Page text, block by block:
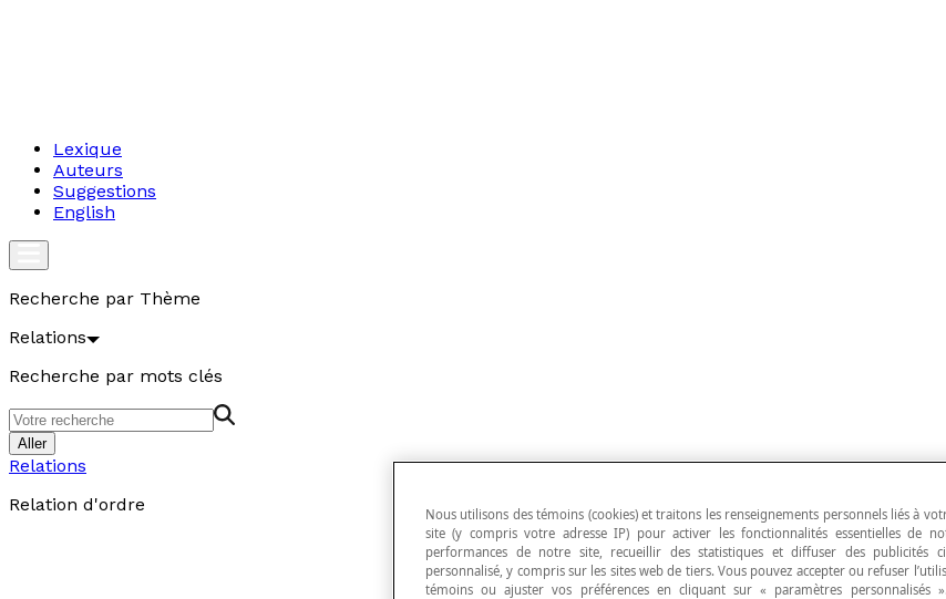
Lexique
Auteurs
Suggestions
English
Recherche par Thème
Relations
Recherche par mots clés
Aller
Relations
Relation d'ordre
Nous utilisons des témoins (cookies) et traitons les renseignements personnels liés à
site (y compris votre adresse IP) pour activer les fonctionnalités essentielles de
performances de notre site, recueillir des statistiques et diffuser des publicités
personnalisé, y compris sur les sites web de tiers. Vous pouvez accepter ou refuser
témoins ou ajuster vos préférences en cliquant sur « paramètres personnalisés